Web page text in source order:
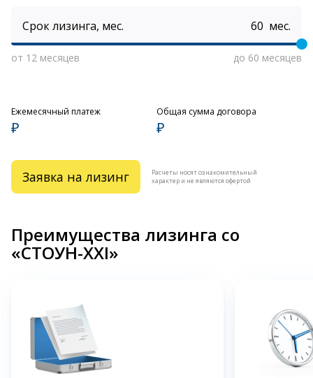
Срок лизинга, мес. мес.
от 12 месяцев до 60 месяцев
Ежемесячный платеж
₽
Общая сумма договора
₽
Заявка на лизинг
Расчеты носят ознакомительный
характер и не являются офертой
Преимущества лизинга со
«СТОУН-XXI»